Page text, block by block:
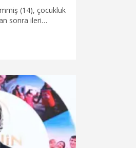
(14), çocukluk
sonra ileri
70 kiloya düşerek,